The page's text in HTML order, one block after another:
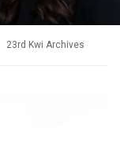
23rd Kwi Archives